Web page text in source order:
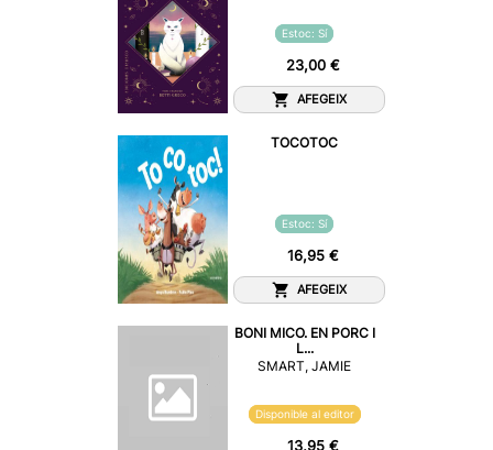
Estoc: Sí
23,00 €
AFEGEIX
TOCOTOC
Estoc: Sí
16,95 €
AFEGEIX
BONI MICO. EN PORC I
L...
SMART, JAMIE
Disponible al editor
13,95 €